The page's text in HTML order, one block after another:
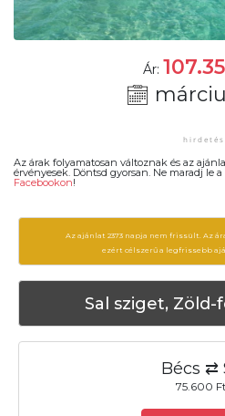
Ár:
Az árak folyamatosan változnak és az
érvényesek. Döntsd gyorsan. Ne maradj le
Facebookon!
Az ajánlat 2373 napja nem frissült. Az
ezért célszerű a legfrissebb
Sal sziget,
Bécs ⇄
75.600 Ft